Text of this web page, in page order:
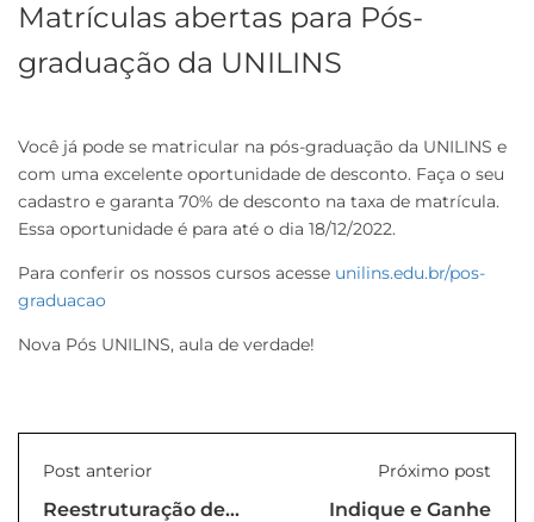
Matrículas abertas para Pós-
graduação da UNILINS
Você já pode se matricular na pós-graduação da UNILINS e
com uma excelente oportunidade de desconto. Faça o seu
cadastro e garanta 70% de desconto na taxa de matrícula.
Essa oportunidade é para até o dia 18/12/2022.
Para conferir os nossos cursos acesse unilins.edu.br/pos-
graduacao
Nova Pós UNILINS, aula de verdade!
Post anterior
Reestruturação de
Próximo post
Indique e Ganhe